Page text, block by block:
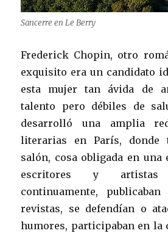
Sancerre en Le Berry
Frederick Chopin, otro
exquisito era un candidato
esta mujer tan ávida de
talento pero débiles de
desarrolló una amplia
literarias en París, donde
salón, cosa obligada en una
escritores y
continuamente,
revistas, se defendían o
humores, participaban en la